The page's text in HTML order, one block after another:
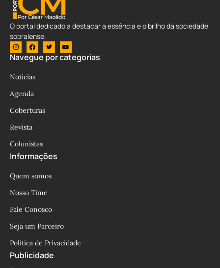
O portal dedicado a destacar a essência e o brilho da sociedade
sobralense.
Navegue por categorias
Notícias
Agenda
Coberturas
Revista
Colunistas
Informações
Quem somos
Nosso Time
Fale Conosco
Seja um Parceiro
Política de Privacidade
Publicidade